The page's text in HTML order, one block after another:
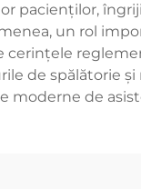
pacienților,
un rol
de spălătorie
moderne de